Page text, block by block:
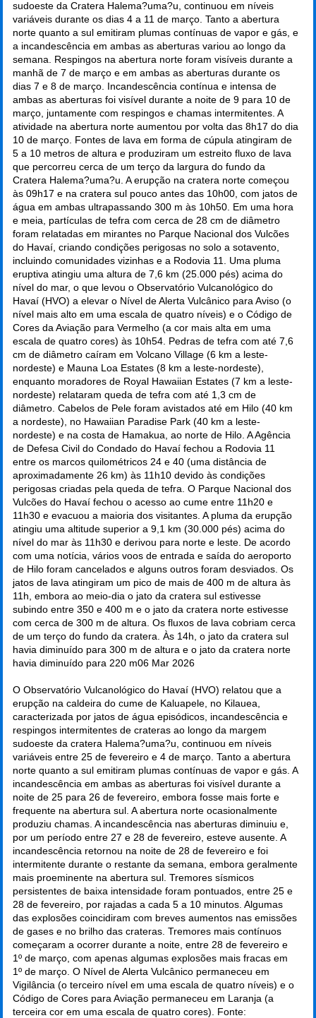
sudoeste da Cratera Halema?uma?u, continuou em níveis
variáveis durante os dias 4 a 11 de março. Tanto a abertura
norte quanto a sul emitiram plumas contínuas de vapor e gás, e
a incandescência em ambas as aberturas variou ao longo da
semana. Respingos na abertura norte foram visíveis durante a
manhã de 7 de março e em ambas as aberturas durante os
dias 7 e 8 de março. Incandescência contínua e intensa de
ambas as aberturas foi visível durante a noite de 9 para 10 de
março, juntamente com respingos e chamas intermitentes. A
atividade na abertura norte aumentou por volta das 8h17 do dia
10 de março. Fontes de lava em forma de cúpula atingiram de
5 a 10 metros de altura e produziram um estreito fluxo de lava
que percorreu cerca de um terço da largura do fundo da
Cratera Halema?uma?u. A erupção na cratera norte começou
às 09h17 e na cratera sul pouco antes das 10h00, com jatos de
água em ambas ultrapassando 300 m às 10h50. Em uma hora
e meia, partículas de tefra com cerca de 28 cm de diâmetro
foram relatadas em mirantes no Parque Nacional dos Vulcões
do Havaí, criando condições perigosas no solo a sotavento,
incluindo comunidades vizinhas e a Rodovia 11. Uma pluma
eruptiva atingiu uma altura de 7,6 km (25.000 pés) acima do
nível do mar, o que levou o Observatório Vulcanológico do
Havaí (HVO) a elevar o Nível de Alerta Vulcânico para Aviso (o
nível mais alto em uma escala de quatro níveis) e o Código de
Cores da Aviação para Vermelho (a cor mais alta em uma
escala de quatro cores) às 10h54. Pedras de tefra com até 7,6
cm de diâmetro caíram em Volcano Village (6 km a leste-
nordeste) e Mauna Loa Estates (8 km a leste-nordeste),
enquanto moradores de Royal Hawaiian Estates (7 km a leste-
nordeste) relataram queda de tefra com até 1,3 cm de
diâmetro. Cabelos de Pele foram avistados até em Hilo (40 km
a nordeste), no Hawaiian Paradise Park (40 km a leste-
nordeste) e na costa de Hamakua, ao norte de Hilo. A Agência
de Defesa Civil do Condado do Havaí fechou a Rodovia 11
entre os marcos quilométricos 24 e 40 (uma distância de
aproximadamente 26 km) às 11h10 devido às condições
perigosas criadas pela queda de tefra. O Parque Nacional dos
Vulcões do Havaí fechou o acesso ao cume entre 11h20 e
11h30 e evacuou a maioria dos visitantes. A pluma da erupção
atingiu uma altitude superior a 9,1 km (30.000 pés) acima do
nível do mar às 11h30 e derivou para norte e leste. De acordo
com uma notícia, vários voos de entrada e saída do aeroporto
de Hilo foram cancelados e alguns outros foram desviados. Os
jatos de lava atingiram um pico de mais de 400 m de altura às
11h, embora ao meio-dia o jato da cratera sul estivesse
subindo entre 350 e 400 m e o jato da cratera norte estivesse
com cerca de 300 m de altura. Os fluxos de lava cobriam cerca
de um terço do fundo da cratera. Às 14h, o jato da cratera sul
havia diminuído para 300 m de altura e o jato da cratera norte
havia diminuído para 220 m06 Mar 2026
O Observatório Vulcanológico do Havaí (HVO) relatou que a
erupção na caldeira do cume de Kaluapele, no Kilauea,
caracterizada por jatos de água episódicos, incandescência e
respingos intermitentes de crateras ao longo da margem
sudoeste da cratera Halema?uma?u, continuou em níveis
variáveis entre 25 de fevereiro e 4 de março. Tanto a abertura
norte quanto a sul emitiram plumas contínuas de vapor e gás. A
incandescência em ambas as aberturas foi visível durante a
noite de 25 para 26 de fevereiro, embora fosse mais forte e
frequente na abertura sul. A abertura norte ocasionalmente
produziu chamas. A incandescência nas aberturas diminuiu e,
por um período entre 27 e 28 de fevereiro, esteve ausente. A
incandescência retornou na noite de 28 de fevereiro e foi
intermitente durante o restante da semana, embora geralmente
mais proeminente na abertura sul. Tremores sísmicos
persistentes de baixa intensidade foram pontuados, entre 25 e
28 de fevereiro, por rajadas a cada 5 a 10 minutos. Algumas
das explosões coincidiram com breves aumentos nas emissões
de gases e no brilho das crateras. Tremores mais contínuos
começaram a ocorrer durante a noite, entre 28 de fevereiro e
1º de março, com apenas algumas explosões mais fracas em
1º de março. O Nível de Alerta Vulcânico permaneceu em
Vigilância (o terceiro nível em uma escala de quatro níveis) e o
Código de Cores para Aviação permaneceu em Laranja (a
terceira cor em uma escala de quatro cores). Fonte: